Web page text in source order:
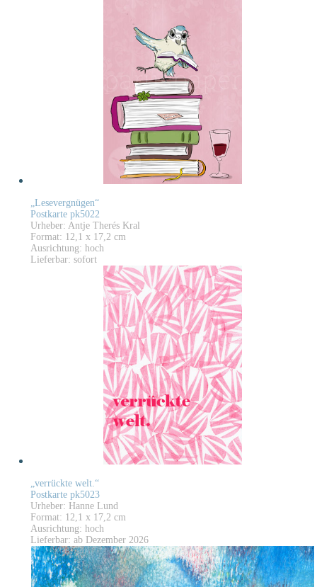
„Lesevergnügen“
Postkarte pk5022
Urheber: Antje Therés Kral
Format: 12,1 x 17,2 cm
Ausrichtung: hoch
Lieferbar: sofort
„verrückte welt.“
Postkarte pk5023
Urheber: Hanne Lund
Format: 12,1 x 17,2 cm
Ausrichtung: hoch
Lieferbar: ab Dezember 2026